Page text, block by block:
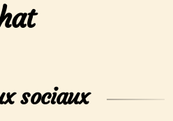
sociaux